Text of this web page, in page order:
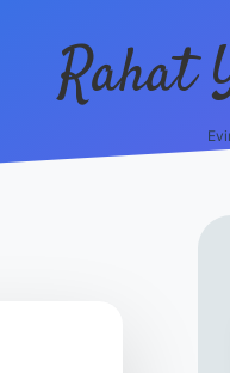
Rahat